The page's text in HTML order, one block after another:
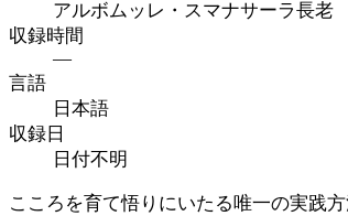
アルボムッレ・スマナサーラ長老
収録時間
—
言語
日本語
収録日
日付不明
こころを育て悟りにいたる唯一の実践